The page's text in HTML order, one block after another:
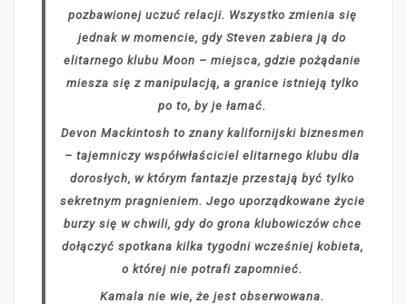
pozbawionej uczuć relacji. Wszystko zmienia się
jednak w momencie, gdy Steven zabiera ją do
elitarnego klubu Moon – miejsca, gdzie pożądanie
miesza się z manipulacją, a granice istnieją tylko
po to, by je łamać.
Devon Mackintosh to znany kalifornijski biznesmen
– tajemniczy współwłaściciel elitarnego klubu dla
dorosłych, w którym fantazje przestają być tylko
sekretnym pragnieniem. Jego uporządkowane życie
burzy się w chwili, gdy do grona klubowiczów chce
dołączyć spotkana kilka tygodni wcześniej kobieta,
o której nie potrafi zapomnieć.
Kamala nie wie, że jest obserwowana.